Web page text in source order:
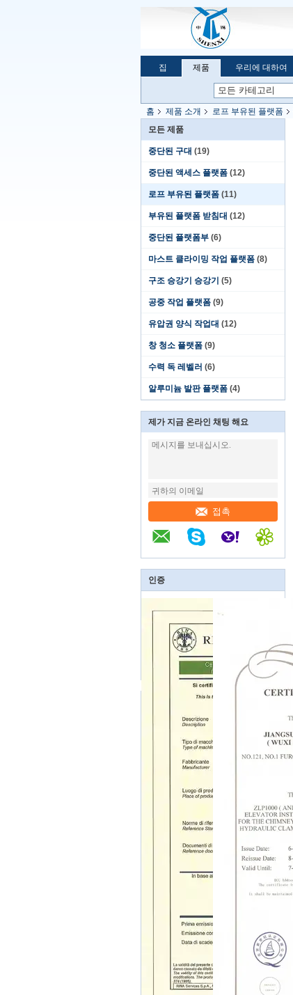
집 제품 우리에 대하여
홈 제품 소개 로프 부유된 플랫폼
모든 제품
중단된 구대 (19)
중단된 액세스 플랫폼 (12)
로프 부유된 플랫폼 (11)
부유된 플랫폼 받침대 (12)
중단된 플랫폼부 (6)
마스트 클라이밍 작업 플랫폼 (8)
구조 승강기 승강기 (5)
공중 작업 플랫폼 (9)
유압권 양식 작업대 (12)
창 청소 플랫폼 (9)
수력 독 레벨러 (6)
알루미늄 발판 플랫폼 (4)
제가 지금 온라인 채팅 해요
접촉
인증